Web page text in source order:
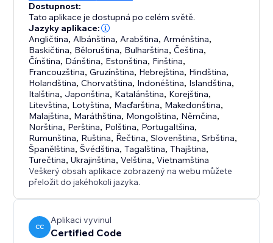
Dostupnost:
Tato aplikace je dostupná po celém světě.
Jazyky aplikace:
Angličtina, Albánština, Arabština, Arménština,
Baskičtina, Běloruština, Bulharština,Čeština,
Čínština, Dánština, Estonština, Finština,
Francouzština,Gruzínština, Hebrejština, Hindština,
Holandština,Chorvatština, Indonéština, Islandština,
Italština, Japonština, Katalánština, Korejština,
Litevština, Lotyština, Maďarština, Makedonština,
Malajština, Maráthština, Mongolština, Němčina,
Norština, Perština, Polština, Portugaltšina,
Rumunština, Ruština, Řečtina,Slovenština,Srbština,
Španělština,Švédština,Tagalština,Thajština,
Turečtina,Ukrajinština,Velština,Vietnamština
Veškerý obsah aplikace zobrazený na webu můžete
přeložit do jakéhokoli jazyka.
CC
Aplikaci vyvinul
Certified Code